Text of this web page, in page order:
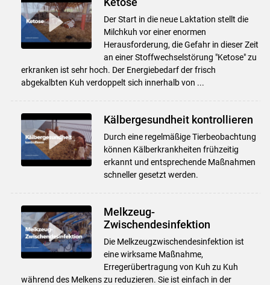
Der Start in die neue Laktation stellt die
Milchkuh vor einer enormen
Herausforderung, die Gefahr in dieser Zeit
an einer Stoffwechselstörung "Ketose" zu
erkranken ist sehr hoch. Der Energiebedarf der frisch
abgekalbten Kuh verdoppelt sich innerhalb von ...
Kälbergesundheit kontrollieren
Durch eine regelmäßige Tierbeobachtung
können Kälberkrankheiten frühzeitig
erkannt und entsprechende Maßnahmen
schneller gesetzt werden.
Melkzeug-
Zwischendesinfektion
Die Melkzeugzwischendesinfektion ist
eine wirksame Maßnahme,
Erregerübertragung von Kuh zu Kuh
während des Melkens zu reduzieren. Sie ist einfach in der